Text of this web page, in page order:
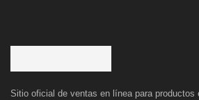
Sitio oficial de ventas en línea para productos